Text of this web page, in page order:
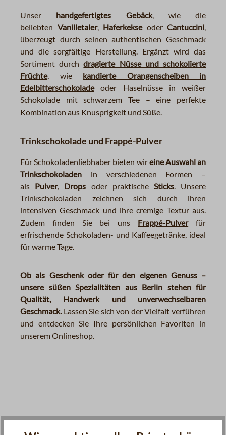
Unser handgefertigtes Gebäck, wie die
beliebten Vanilletaler, Haferkekseoder Cantuccini,
überzeugt durch seinen authentischen Geschmack
und die sorgfältige Herstellung. Ergänzt wird das
Sortiment durchdragierte Nüsse und schokolierte
Früchte, wie kandierte Orangenscheiben in
Edelbitterschokoladeoder Haselnüsse in weißer
Schokolade mit schwarzem Tee – eine perfekte
Kombination aus Knusprigkeit und Süße.
Trinkschokolade und Frappé-Pulver
Für Schokoladenliebhaber bieten wireine Auswahl an
Trinkschokoladen in verschiedenen Formen –
als Pulver, Drops oder praktische Sticks. Unsere
Trinkschokoladen zeichnen sich durch ihren
intensiven Geschmack und ihre cremige Textur aus.
Zudem finden Sie bei uns Frappé-Pulverfür
erfrischende Schokoladen- und Kaffeegetränke, ideal
für warme Tage.
Ob als Geschenk oder für den eigenen Genuss –
unsere süßen Spezialitäten aus Berlin stehen für
Qualität, Handwerk und unverwechselbaren
Geschmack.Lassen Sie sich von der Vielfalt verführen
und entdecken Sie Ihre persönlichen Favoriten in
unserem Onlineshop.